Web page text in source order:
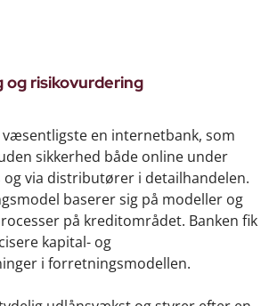
og risikovurdering
væsentligste en internetbank, som
sikkerhed både online under
via distributører i detailhandelen.
baserer sig på modeller og
på kreditområdet. Banken fik
kapital- og
i forretningsmodellen.